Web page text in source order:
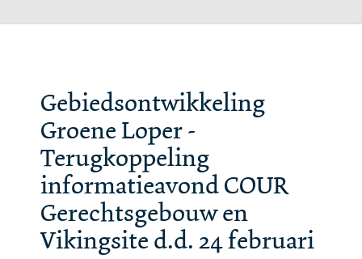
Gebiedsontwikkeling
Groene Loper -
Terugkoppeling
informatieavond COUR
Gerechtsgebouw en
Vikingsite d.d. 24 februari